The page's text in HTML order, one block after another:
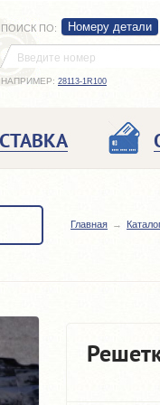
ПОИСК ПО: Номеру детали
НАПРИМЕР: 28113-1R100
Главная